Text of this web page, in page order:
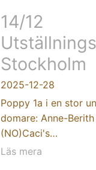
14/12
Stockholm
2025-12-28
Poppy 1a i en stor
domare: Anne-Berith
(NO)Caci's…
Läs mera